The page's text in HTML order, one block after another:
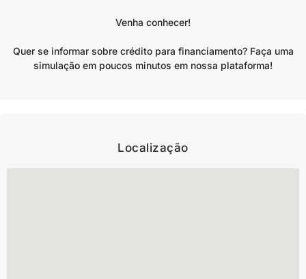
Venha conhecer!
Quer se informar sobre crédito para financiamento? Faça uma
simulação em poucos minutos em nossa plataforma!
Localização